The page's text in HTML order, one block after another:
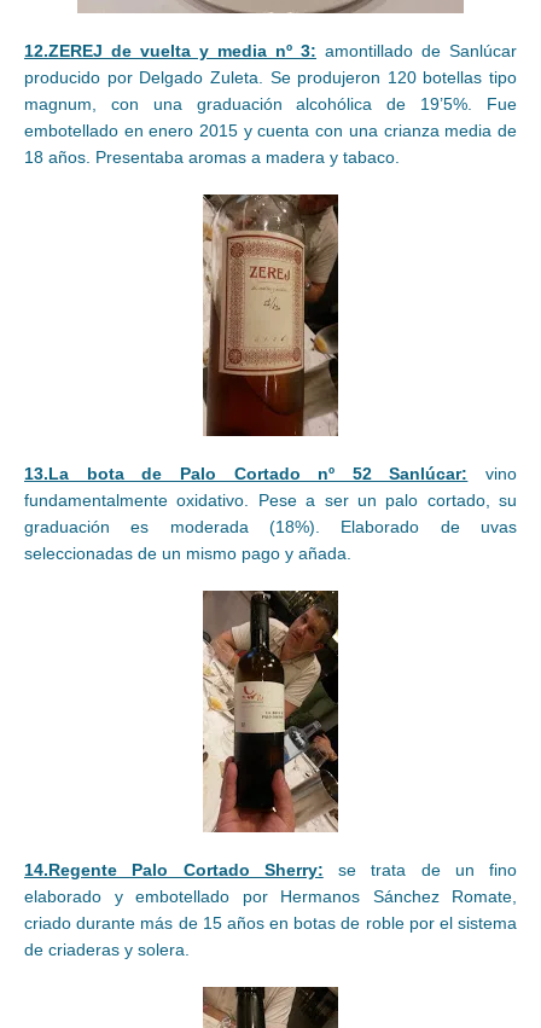
12.ZEREJ de vuelta y media nº 3: amontillado de Sanlúcar
producido por Delgado Zuleta. Se produjeron 120 botellas tipo
magnum, con una graduación alcohólica de 19’5%. Fue
embotellado en enero 2015 y cuenta con una crianza media de
18 años. Presentaba aromas a madera y tabaco.
13.La bota de Palo Cortado nº 52 Sanlúcar: vino
fundamentalmente oxidativo. Pese a ser un palo cortado, su
graduación es moderada (18%). Elaborado de uvas
seleccionadas de un mismo pago y añada.
14.Regente Palo Cortado Sherry: se trata de un fino
elaborado y embotellado por Hermanos Sánchez Romate,
criado durante más de 15 años en botas de roble por el sistema
de criaderas y solera.